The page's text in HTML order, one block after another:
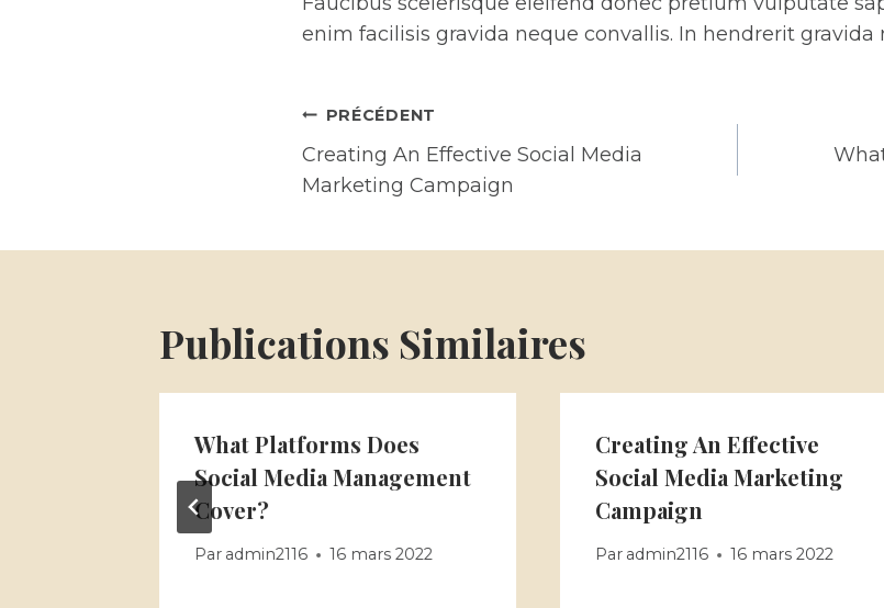
enim facilisis gravida neque convallis. In hendrerit gravida
Navigation
De
L’article
PRÉCÉDENT
Creating An Effective Social Media
Marketing Campaign
Publications Similaires
What Platforms Does
Social Media Management
Cover?
Par admin2116 16 mars 2022
Creating An Effective
Social Media Marketing
Campaign
Par admin2116 16 mars 2022